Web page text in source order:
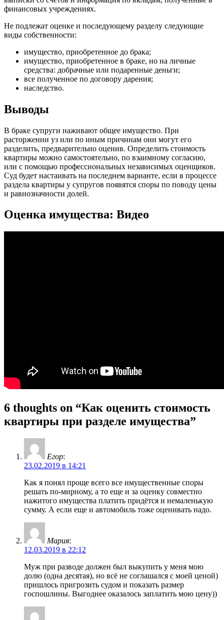
финансовых учреждениях.
Не подлежат оценке и последующему разделу следующие
виды собственности:
имущество, приобретенное до брака;
имущество, приобретенное в браке, но на личные
средства: добрачные или подаренные деньги;
все полученное по договору дарения;
наследство.
Выводы
В браке супруги наживают общее имущество. При
расторжении уз или по иным причинам они могут его
разделить, предварительно оценив. Определить стоимость
квартиры можно самостоятельно, по взаимному согласию,
или с помощью профессиональных независимых оценщиков.
Суд будет настаивать на последнем варианте, если в процессе
раздела квартиры у супругов появятся споры по поводу цены
и равнозначности долей.
Оценка имущества: Видео
6 thoughts on “Как оценить стоимость
квартиры при разделе имущества”
Егор:
23.02.2019 в 14:21
Как я понял проще всего все имущественные споры
решать по-мирному, а то еще и за оценку совместно
нажитого имущества платить придётся и немаленькую
сумму. А если еще и автомобиль тоже оценивать надо.
Мария:
12.03.2019 в 22:12
Муж при разводе должен был выкупить у меня мою
долю (одна десятая), но всё не соглашался с моей ценой)
пришлось пригрозить судом и показать размер
госпошлины. Выгоднее оказалось заплатить мою цену))